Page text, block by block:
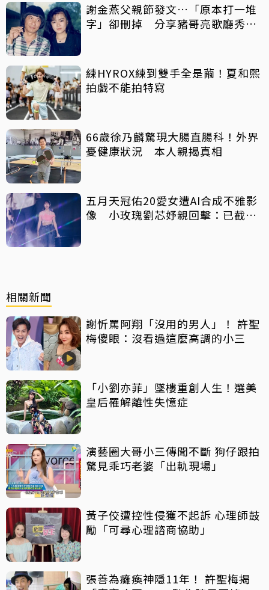
謝金燕父親節發文…「原本打一堆
字」卻刪掉 分享豬哥亮歌廳秀歌
練HYROX練到雙手全是繭！夏和熙
拍戲不能拍特寫
66歲徐乃麟驚現大腸直腸科！外界
憂健康狀況 本人親揭真相
五月天冠佑20愛女遭AI合成不雅影
像 小玫瑰劉芯妤親回擊：已截圖
相關新聞
謝忻罵阿翔「沒用的男人」！ 許聖
梅傻眼：沒看過這麼高調的小三
「小劉亦菲」墜樓重創人生！選美
皇后罹解離性失憶症
演藝圈大哥小三傳聞不斷 狗仔跟拍
驚見乖巧老婆「出軌現場」
黃子佼遭控性侵獲不起訴 心理師鼓
勵「可尋心理諮商協助」
張善為癱瘓神隱11年！ 許聖梅揭